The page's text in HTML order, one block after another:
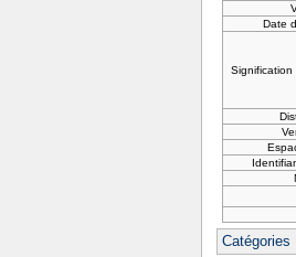
Date
Signification
Catégories